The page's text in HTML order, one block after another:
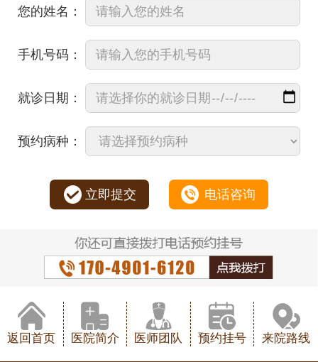
您的姓名：
手机号码：
就诊日期：
预约病种：
立即提交 电话咨询
返回首页 医院简介 医师团队 预约挂号 来院路线